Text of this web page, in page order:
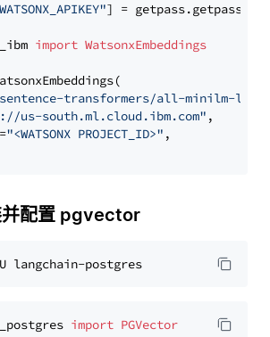
] = getpass.getpass(
import WatsonxEmbeddings
transformers/all-minilm-l6-
us-south.ml.cloud.ibm.com" ,
"<WATSONX PROJECT_ID>" ,
并配置 pgvector
import PGVector